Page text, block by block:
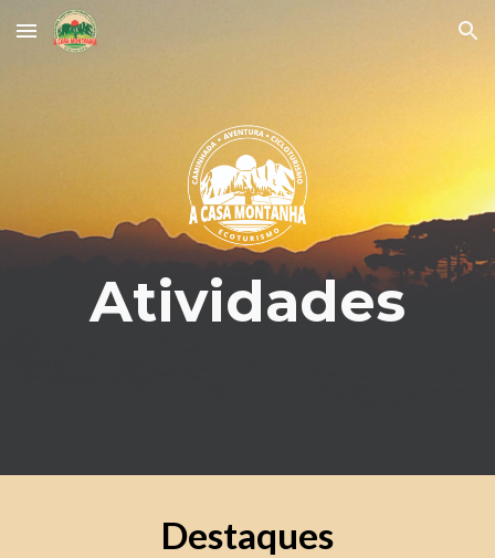
Skip to main content Skip to navigation
Atividades
Destaques